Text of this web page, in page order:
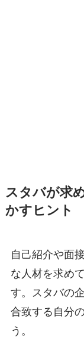
スタバが求
かすヒント
自己紹介や面
な人材を求め
す。スタバの
合致する自分
う。